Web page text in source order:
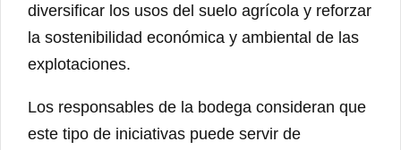
diversificar los usos del suelo agrícola y reforzar
la sostenibilidad económica y ambiental de las
explotaciones.
Los responsables de la bodega consideran que
este tipo de iniciativas puede servir de